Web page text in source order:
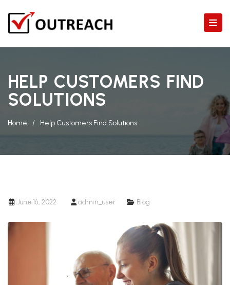
HELP CUSTOMERS FIND
SOLUTIONS
Home / Help Customers Find Solutions
June 16, 2022 admin_user Blog